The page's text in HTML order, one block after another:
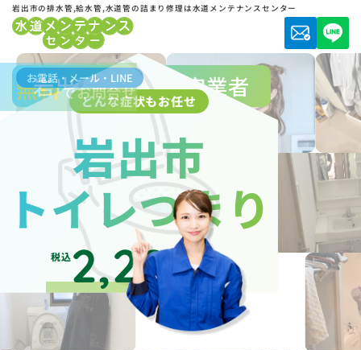
岩出市の排水管,給水管,水道管の詰まり修理は水道メンテナンスセンター
岩出市水道局指定業者
どんな症状もお任せ
岩出市
トイレつまり
税込2,200円～
お電話・メール・LINE
無料でお問合せ